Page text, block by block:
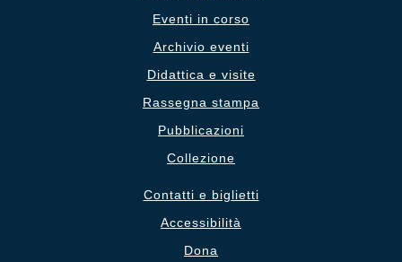
Eventi in corso
Archivio eventi
Didattica e visite
Rassegna stampa
Pubblicazioni
Collezione
Contatti e biglietti
Accessibilità
Dona